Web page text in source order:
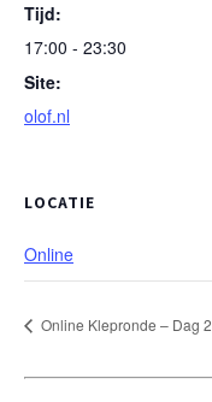
Tijd:
17:00 - 23:30
Site:
olof.nl
LOCATIE
Online
Online Klepronde – Dag 2